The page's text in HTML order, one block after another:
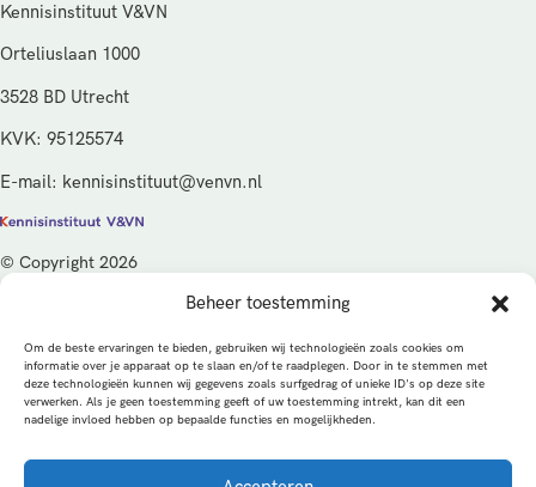
Beheer toestemming
Om de beste ervaringen te bieden, gebruiken wij technologieën zoals cookies om
informatie over je apparaat op te slaan en/of te raadplegen. Door in te stemmen met
deze technologieën kunnen wij gegevens zoals surfgedrag of unieke ID's op deze site
verwerken. Als je geen toestemming geeft of uw toestemming intrekt, kan dit een
nadelige invloed hebben op bepaalde functies en mogelijkheden.
Kennisinstituut V&VN
Orteliuslaan 1000
3528 BD Utrecht
KVK: 95125574
E-mail: kennisinstituut@venvn.nl
© Copyright 2026
De activiteiten van het Kennisinstituut V&VN worden gefinancierd
vanuit de kwaliteitsgelden van het ministerie van Volksgezondheid,
Welzijn en Sport (VWS), beheerd door ZonMw.
PrivacybeleidCookiesAlgemene voorwaarden